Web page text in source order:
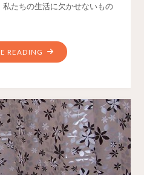
たちの生活に欠かせないもの
READING